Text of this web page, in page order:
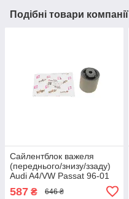
Подібні товари компанії
Сайлентблок важеля
(переднього/знизу/ззаду)
Audi A4/VW Passat 96-01
SOLGY
587 ₴ 646 ₴